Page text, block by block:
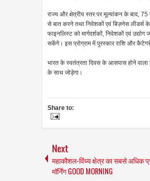
राज्य और क्षेत्रीय स्तर पर मूल्यांकन के बाद, 75
से बात करने तथा निवेशकों एवं बिज़नेस लीडर्स
फाइनलिस्ट को मार्गदर्शकों, निवेशकों एवं
सकेंगे। इस प्रोग्राम में पुरस्कार राशि और
भारत के स्वतंत्रता दिवस के आसपास होने वाला
के साथ जोड़ेगा।
Share to:
Next
महाकौशल-विंध्य क्षेत्र का सबसे अधिक
मॉर्निंग GOOD MORNING